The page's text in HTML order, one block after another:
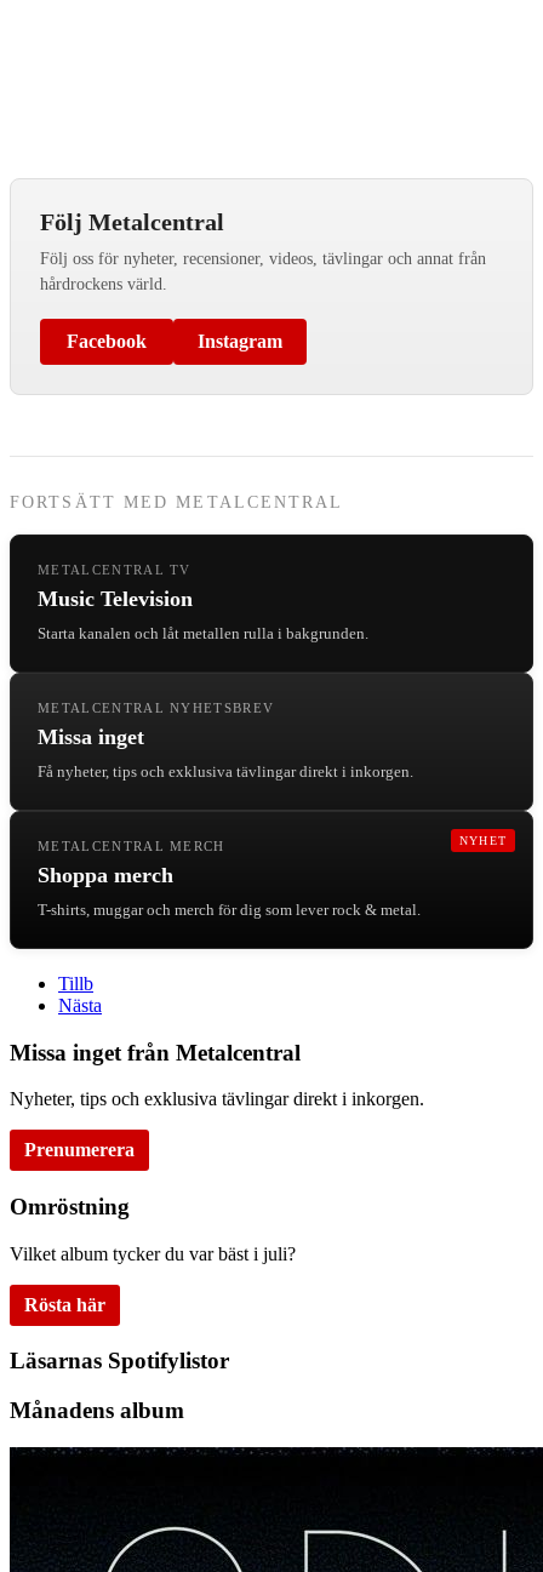
Följ Metalcentral
Följ oss för nyheter, recensioner, videos, tävlingar och annat från
hårdrockens värld.
Facebook Instagram
FORTSÄTT MED METALCENTRAL
METALCENTRAL TV
Music Television
Starta kanalen och låt metallen rulla i bakgrunden.
METALCENTRAL NYHETSBREV
Missa inget
Få nyheter, tips och exklusiva tävlingar direkt i inkorgen.
NYHET
METALCENTRAL MERCH
Shoppa merch
T-shirts, muggar och merch för dig som lever rock & metal.
Tillb
Nästa
Missa inget från Metalcentral
Nyheter, tips och exklusiva tävlingar direkt i inkorgen.
Prenumerera
Omröstning
Vilket album tycker du var bäst i juli?
Rösta här
Läsarnas Spotifylistor
Månadens album